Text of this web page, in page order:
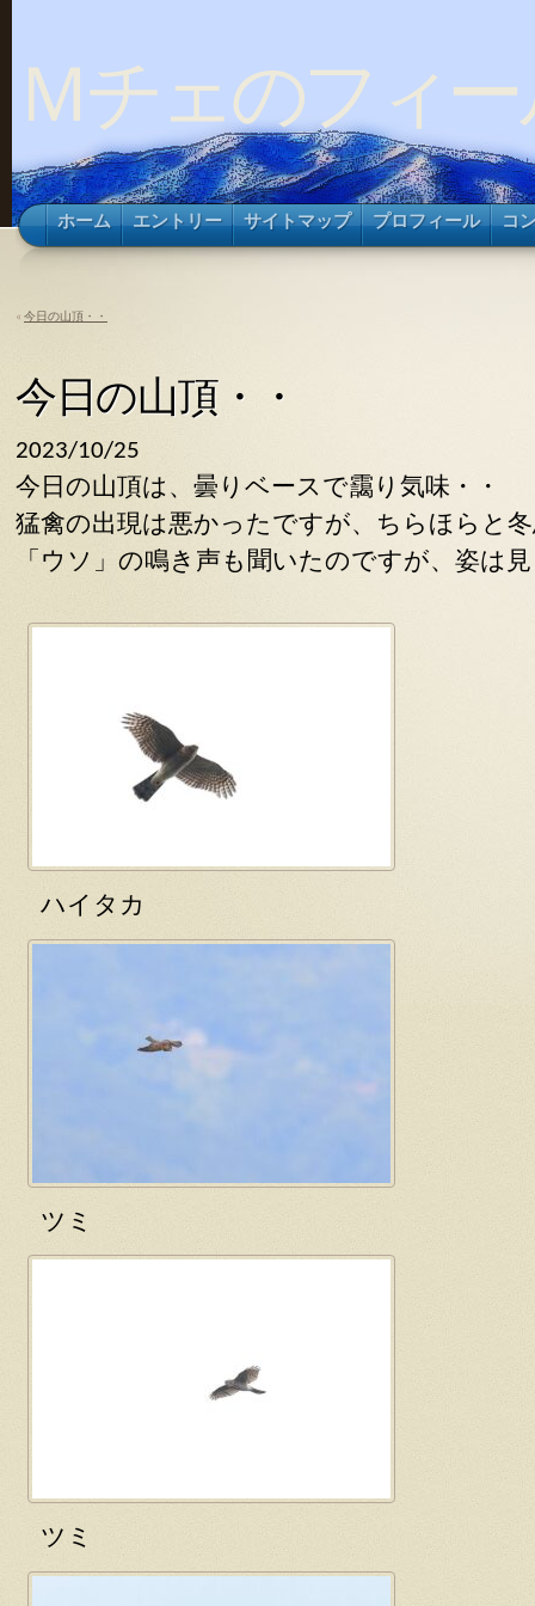
Ｍチェのフィ
ホーム エントリー サイトマップ プロフィール コ
« 今日の山頂・・
今日の山頂・・
2023/10/25
今日の山頂は、曇りベースで靄り気味・・
猛禽の出現は悪かったですが、ちらほらと
「ウソ」の鳴き声も聞いたのですが、姿は
ハイタカ
ツミ
ツミ